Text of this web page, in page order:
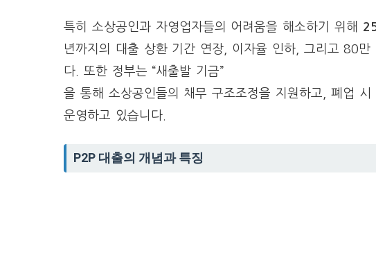
특히 소상공인과 자영업자들의 어려움을 해소하기 위해
년까지의 대출 상환 기간 연장, 이자율 인하, 그리고 80
다. 또한 정부는 “새출발 기금”
을 통해 소상공인들의 채무 구조조정을 지원하고, 폐업
운영하고 있습니다.
P2P 대출의 개념과 특징